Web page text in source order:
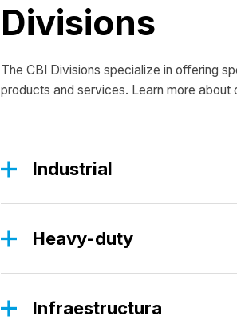
Divisions
The CBI Divisions specialize in offering
products and services. Learn more about
Industrial
soluciones para sus procesos
Descubra más
Heavy-duty
aplicaciones más exigentes.
Descubra más
Infraestructura